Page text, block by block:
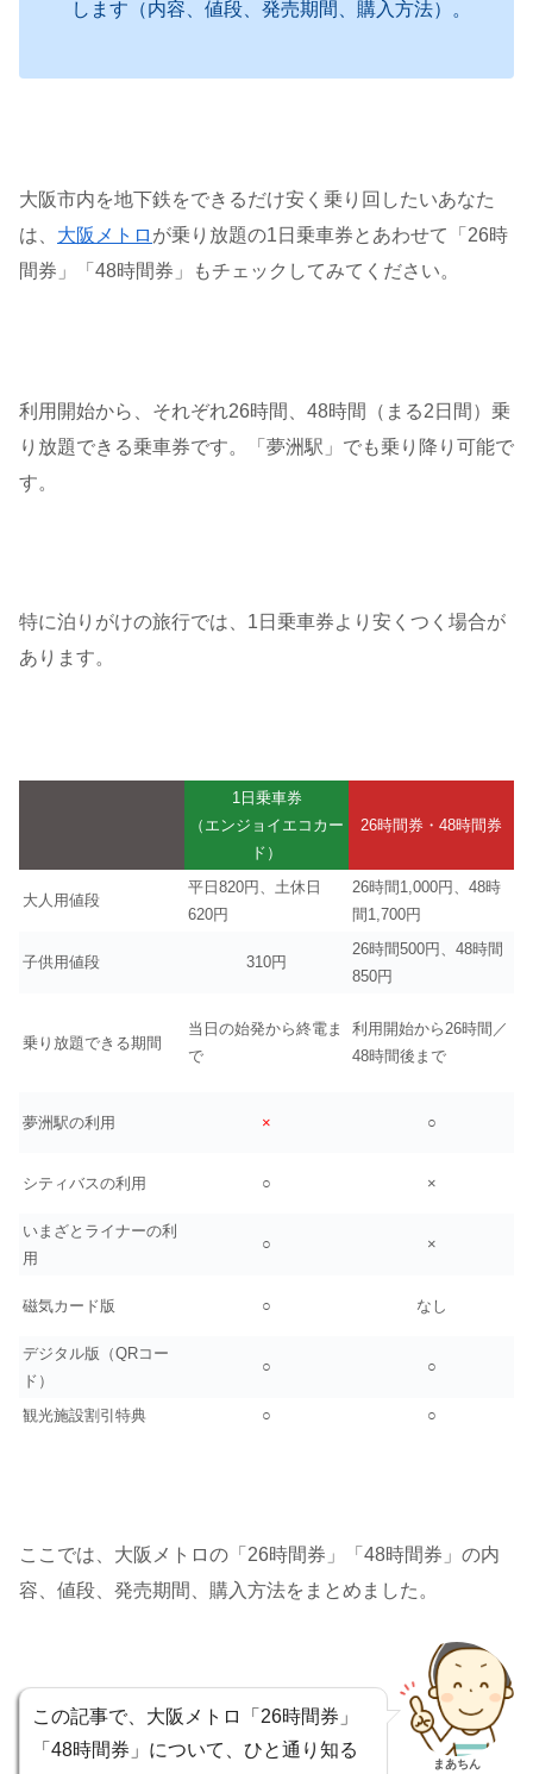
します（内容、値段、発売期間、購入方法）。
大阪市内を地下鉄をできるだけ安く乗り回したいあなた
は、 大阪メトロ が乗り放題の1日乗車券とあわせて「26時
間券」「48時間券」もチェックしてみてください。
利用開始から、それぞれ26時間、48時間（まる2日間）乗
り放題できる乗車券です。「夢洲駅」でも乗り降り可能で
す。
特に泊りがけの旅行では、1日乗車券より安くつく場合が
あります。
1日乗車券
（エンジョイエコカー
ド）
26時間券・48時間券
大人用値段
平日820円、土休日
620円
26時間1,000円、48時
間1,700円
子供用値段 310円
26時間500円、48時間
850円
乗り放題できる期間
当日の始発から終電ま
で
利用開始から26時間／
48時間後まで
夢洲駅の利用 × ○
シティバスの利用 ○ ×
いまざとライナーの利
用
○ ×
磁気カード版 ○ なし
デジタル版（QRコー
ド）
○ ○
観光施設割引特典 ○ ○
ここでは、大阪メトロの「26時間券」「48時間券」の内
容、値段、発売期間、購入方法をまとめました。
この記事で、大阪メトロ「26時間券」
「48時間券」について、ひと通り知る
まあちん